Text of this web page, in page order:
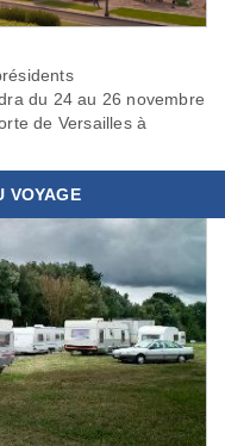
du 24 au 26 novembre
de Versailles à
VOYAGE